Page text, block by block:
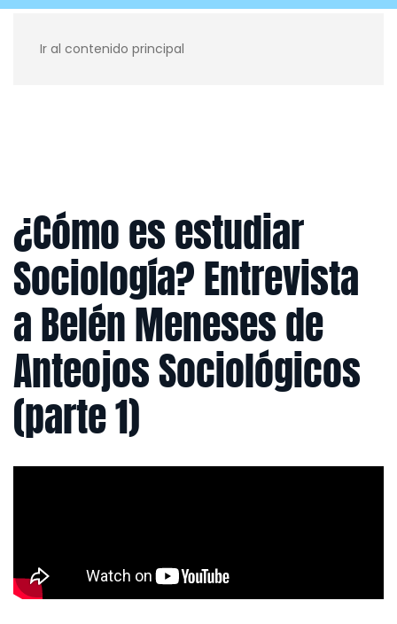
Ir al contenido principal
¿Cómo es estudiar
Sociología? Entrevista
a Belén Meneses de
Anteojos Sociológicos
(parte 1)